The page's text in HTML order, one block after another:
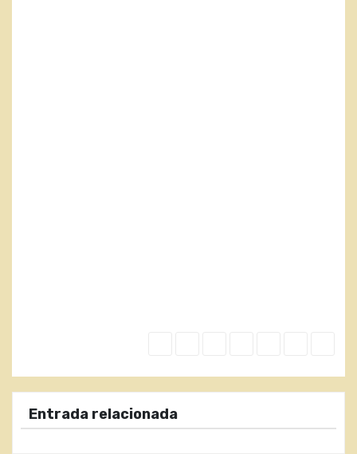
Entrada relacionada